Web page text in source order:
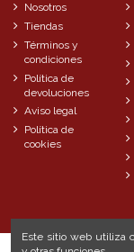
Nosotros
Tiendas
Términos y
condiciones
Política de
devoluciones
Aviso legal
Política de
cookies
Este sitio web utiliza